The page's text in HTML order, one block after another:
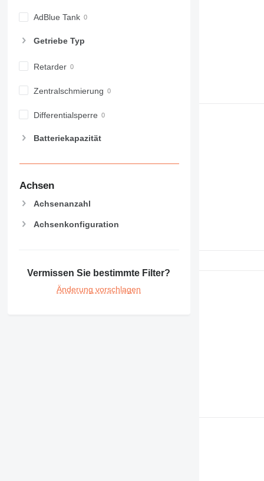
AdBlue Tank
Getriebe Typ
Retarder
Zentralschmierung
Differentialsperre
Batteriekapazität
Achsen
Achsenanzahl
Achsenkonfiguration
Vermissen Sie bestimmte Filter?
Änderung vorschlagen